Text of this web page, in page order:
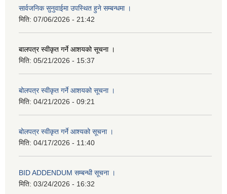
सार्वजनिक सुनुवाईमा उपस्थित हुने सम्बन्धमा ।
मिति: 07/06/2026 - 21:42
बालपत्र स्वीकृत गर्ने आशयको सूचना ।
मिति: 05/21/2026 - 15:37
बोलपत्र स्वीकृत गर्ने आशयको सूचना ।
मिति: 04/21/2026 - 09:21
बोलपत्र स्वीकृत गर्ने आश्यको सूचना ।
मिति: 04/17/2026 - 11:40
BID ADDENDUM सम्बन्धी सूचना ।
मिति: 03/24/2026 - 16:32